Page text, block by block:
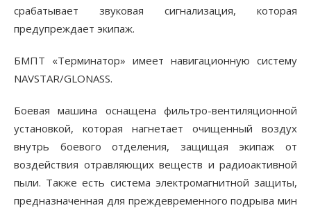
срабатывает звуковая сигнализация, которая
предупреждает экипаж.
БМПТ «Терминатор» имеет навигационную систему
NAVSTAR/GLONASS.
Боевая машина оснащена фильтро-вентиляционной
установкой, которая нагнетает очищенный воздух
внутрь боевого отделения, защищая экипаж от
воздействия отравляющих веществ и радиоактивной
пыли. Также есть система электромагнитной защиты,
предназначенная для преждевременного подрыва мин